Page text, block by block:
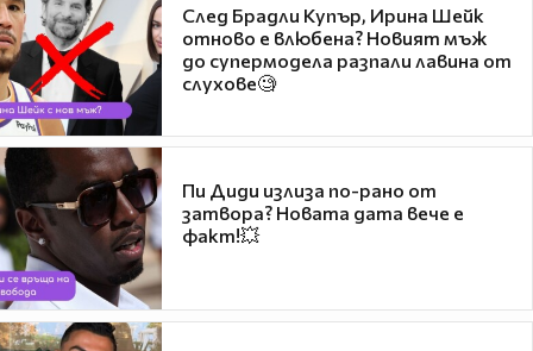
След Брадли Купър, Ирина Шейк
отново е влюбена? Новият мъж
до супермодела разпали лавина от
слухове🧐
Пи Диди излиза по-рано от
затвора? Новата дата вече е
факт!💥